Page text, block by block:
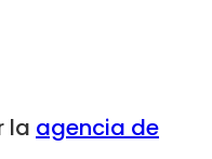
la agencia de